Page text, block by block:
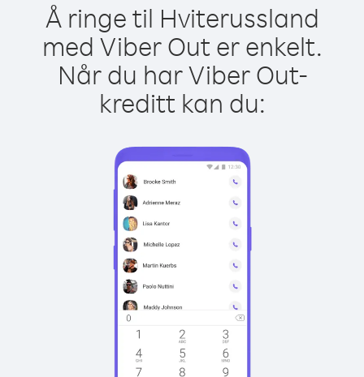
Å ringe til Hviterussland
med Viber Out er enkelt.
Når du har Viber Out-
kreditt kan du: